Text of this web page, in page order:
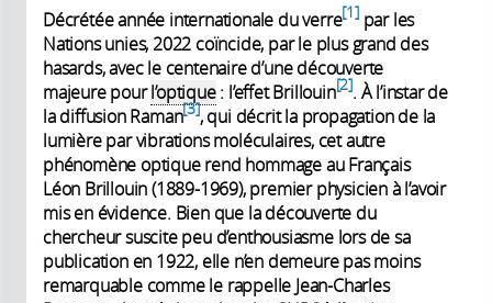
Décrétée année internationale du verre 1 par les
Nations unies, 2022 coïncide, par le plus grand des
hasards, avec le centenaire d’une découverte
majeure pourl’optique: l’effet Brillouin 2 . À l’instar de
la diffusion Raman 3 , qui décrit la propagation de la
lumière par vibrations moléculaires, cet autre
phénomène optique rend hommage au Français
Léon Brillouin (1889-1969), premier physicien à l’avoir
mis en évidence. Bien que la découverte du
chercheur suscite peu d’enthousiasme lors de sa
publication en 1922, elle n’en demeure pas moins
remarquable comme le rappelle Jean-Charles